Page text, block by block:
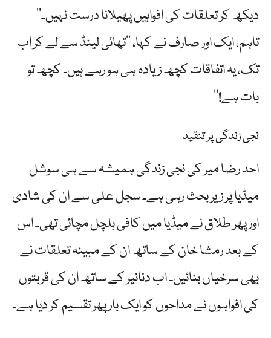
دیکھ کر تعلقات کی افواہیں پھیلانا درست نہیں۔‘‘
تاہم، ایک اور صارف نے کہا، ’’تھائی لینڈ سے لے کر اب
تک، یہ اتفاقات کچھ زیادہ ہی ہو رہے ہیں۔ کچھ تو
بات ہے!‘‘
نجی زندگی پر تنقید
احد رضا میر کی نجی زندگی ہمیشہ سے ہی سوشل
میڈیا پر زیر بحث رہی ہے۔ سجل علی سے ان کی شادی
اور پھر طلاق نے میڈیا میں کافی ہلچل مچائی تھی۔ اس
کے بعد رمشا خان کے ساتھ ان کے مبینہ تعلقات نے
بھی سرخیاں بنائیں۔ اب دنانیر کے ساتھ ان کی قربتوں
کی افواہوں نے مداحوں کو ایک بار پھر تقسیم کر دیا ہے۔